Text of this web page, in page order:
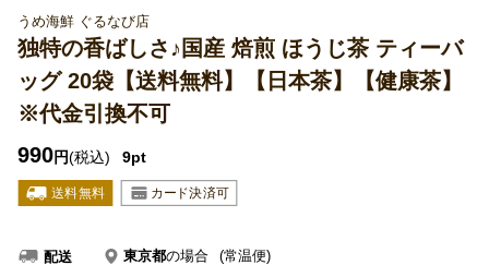
うめ海鮮 ぐるなび店
独特の香ばしさ♪国産 焙煎 ほうじ茶 ティーバ
ッグ 20袋【送料無料】【日本茶】【健康茶】
※代金引換不可
990円(税込) 9pt
配送 東京都の場合
(常温便)